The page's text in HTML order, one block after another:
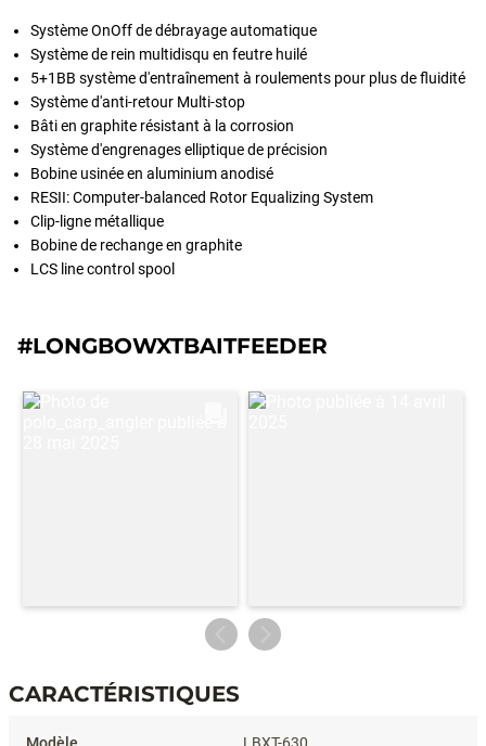
Système OnOff de débrayage automatique
Système de rein multidisqu en feutre huilé
5+1BB système d'entraînement à roulements pour plus de fluidité
Système d'anti-retour Multi-stop
Bâti en graphite résistant à la corrosion
Système d'engrenages elliptique de précision
Bobine usinée en aluminium anodisé
RESII: Computer-balanced Rotor Equalizing System
Clip-ligne métallique
Bobine de rechange en graphite
LCS line control spool
#LONGBOWXTBAITFEEDER
CARACTÉRISTIQUES
LBXT-630